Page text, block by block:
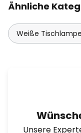
Ähnliche
Weiße
Unsere